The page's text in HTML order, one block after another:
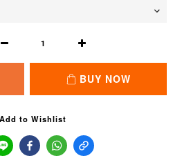
BUY NOW
Add to Wishlist